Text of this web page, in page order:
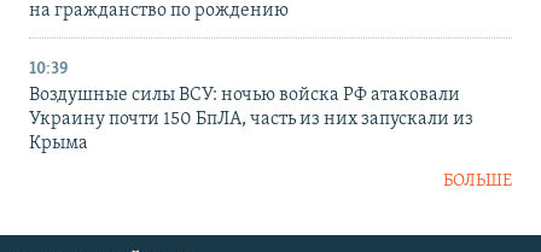
на гражданство по рождению
10:39
Воздушные силы ВСУ: ночью войска РФ атаковали
Украину почти 150 БпЛА, часть из них запускали из
Крыма
БОЛЬШЕ